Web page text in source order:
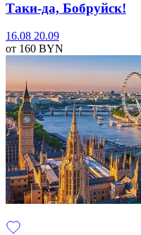
Таки-да, Бобруйск!
16.08 20.09
от 160 BYN